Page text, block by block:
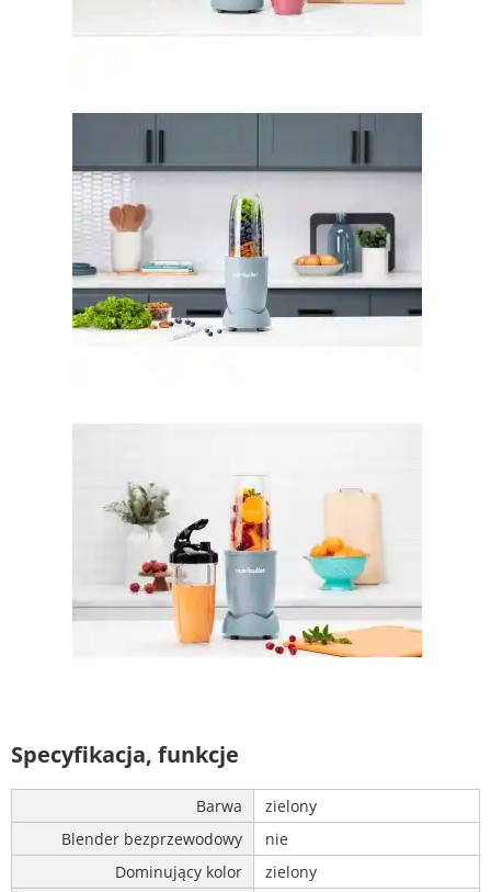
Specyfikacja, funkcje
Barwa
zielony
Blender bezprzewodowy
nie
Dominujący kolor
zielony